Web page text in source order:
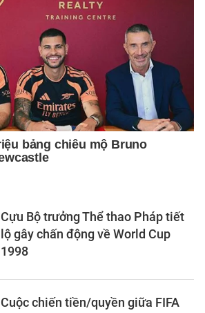
Cựu Bộ trưởng Thể thao Pháp tiết
lộ gây chấn động về World Cup
1998
Cuộc chiến tiền/quyền giữa FIFA